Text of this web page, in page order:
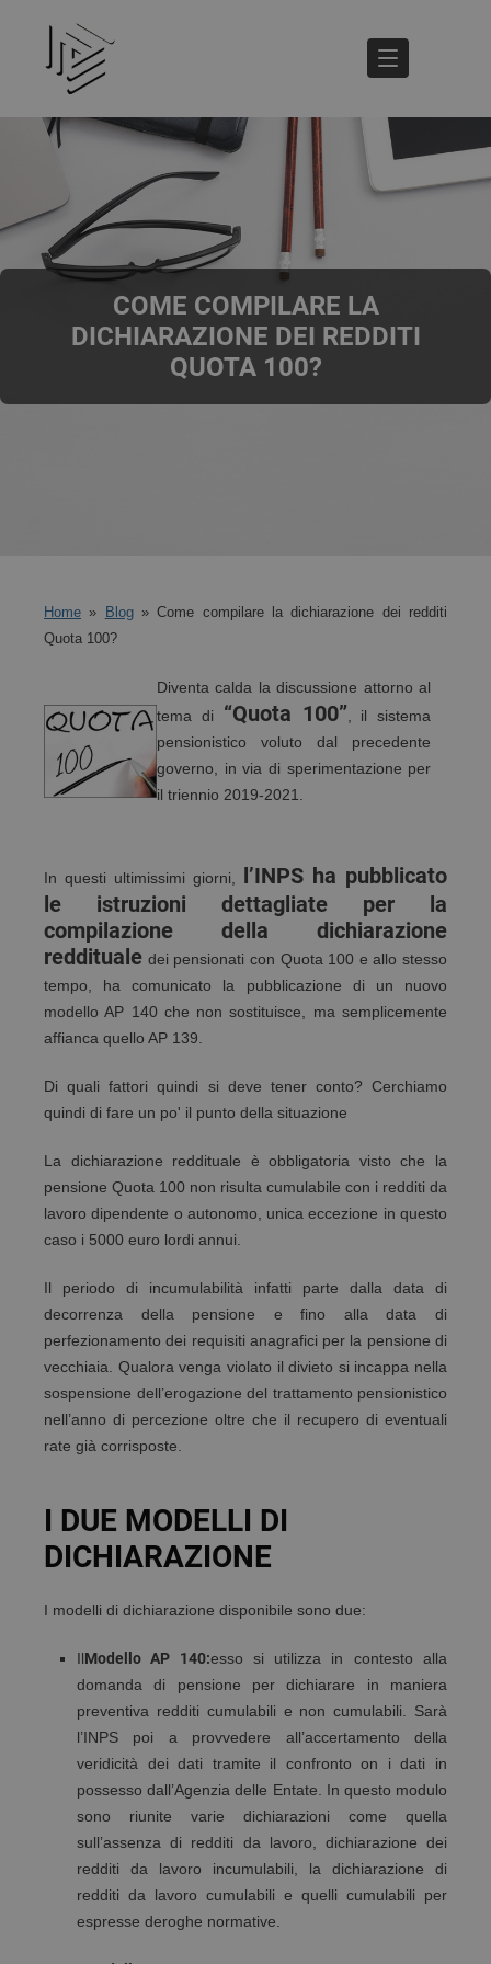
COME COMPILARE LA
DICHIARAZIONE DEI REDDITI
QUOTA 100?
Home » Blog» Come compilare la dichiarazione dei redditi
Quota 100?
Diventa calda la discussione attorno al
tema di “Quota 100” , il sistema
pensionistico voluto dal precedente
governo, in via di sperimentazione per
il triennio 2019-2021.
In questi ultimissimi giorni, l’INPS ha pubblicato
le istruzioni dettagliate per la
compilazione della dichiarazione
reddituale dei pensionati con Quota 100 e allo stesso
tempo, ha comunicato la pubblicazione di un nuovo
modello AP 140 che non sostituisce, ma semplicemente
affianca quello AP 139.
Di quali fattori quindi si deve tener conto? Cerchiamo
quindi di fare un po' il punto della situazione
La dichiarazione reddituale è obbligatoria visto che la
pensione Quota 100 non risulta cumulabile con i redditi da
lavoro dipendente o autonomo, unica eccezione in questo
caso i 5000 euro lordi annui.
Il periodo di incumulabilità infatti parte dalla data di
decorrenza della pensione e fino alla data di
perfezionamento dei requisiti anagrafici per la pensione di
vecchiaia. Qualora venga violato il divieto si incappa nella
sospensione dell’erogazione del trattamento pensionistico
nell’anno di percezione oltre che il recupero di eventuali
rate già corrisposte.
I DUE MODELLI DI
DICHIARAZIONE
I modelli di dichiarazione disponibile sono due:
IlModello AP 140:esso si utilizza in contesto alla
domanda di pensione per dichiarare in maniera
preventiva redditi cumulabili e non cumulabili. Sarà
l’INPS poi a provvedere all’accertamento della
veridicità dei dati tramite il confronto on i dati in
possesso dall’Agenzia delle Entate. In questo modulo
sono riunite varie dichiarazioni come quella
sull’assenza di redditi da lavoro, dichiarazione dei
redditi da lavoro incumulabili, la dichiarazione di
redditi da lavoro cumulabili e quelli cumulabili per
espresse deroghe normative.